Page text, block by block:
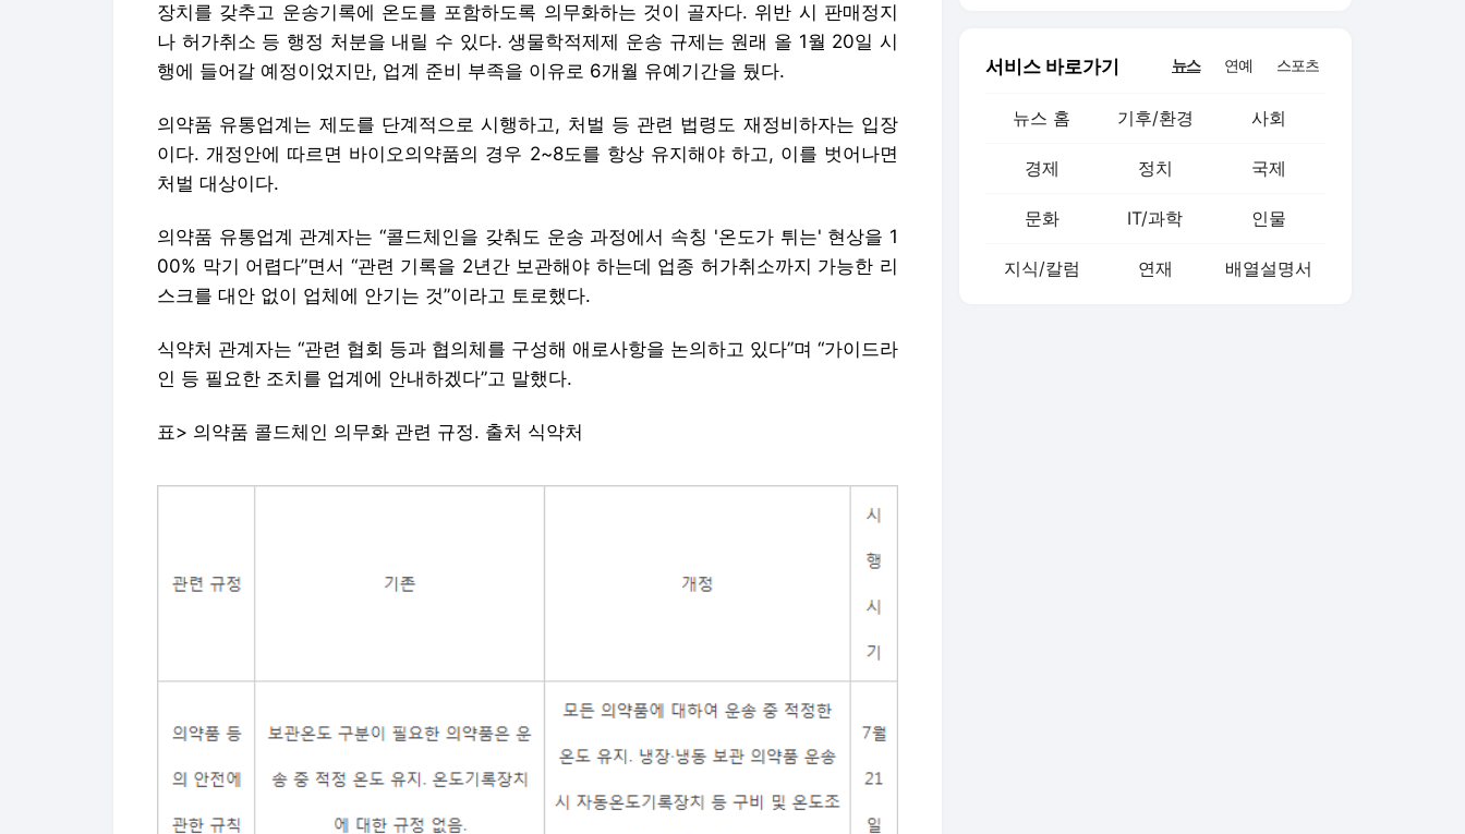
장치를 갖추고 운송기록에 온도를 포함하도록 의무화하는 것이 골자다. 위반 시 판매정지
나 허가취소 등 행정 처분을 내릴 수 있다. 생물학적제제 운송 규제는 원래 올 1월 20일 시
행에 들어갈 예정이었지만, 업계 준비 부족을 이유로 6개월 유예기간을 뒀다.
의약품 유통업계는 제도를 단계적으로 시행하고, 처벌 등 관련 법령도 재정비하자는 입장
이다. 개정안에 따르면 바이오의약품의 경우 2~8도를 항상 유지해야 하고, 이를 벗어나면
처벌 대상이다.
의약품 유통업계 관계자는 “콜드체인을 갖춰도 운송 과정에서 속칭 '온도가 튀는' 현상을 1
00% 막기 어렵다”면서 “관련 기록을 2년간 보관해야 하는데 업종 허가취소까지 가능한 리
스크를 대안 없이 업체에 안기는 것”이라고 토로했다.
식약처 관계자는 “관련 협회 등과 협의체를 구성해 애로사항을 논의하고 있다”며 “가이드라
인 등 필요한 조치를 업계에 안내하겠다”고 말했다.
표> 의약품 콜드체인 의무화 관련 규정. 출처 식약처
서비스 바로가기 뉴스 연예 스포츠
뉴스 홈 기후/환경 사회
경제 정치 국제
문화 IT/과학 인물
지식/칼럼 연재 배열설명서